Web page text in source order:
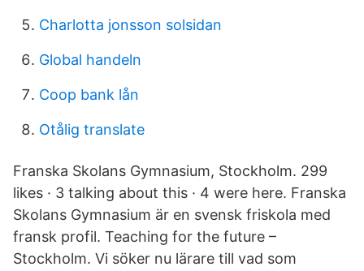
Charlotta jonsson solsidan
Global handeln
Coop bank lån
Otålig translate
Franska Skolans Gymnasium, Stockholm. 299
likes · 3 talking about this · 4 were here. Franska
Skolans Gymnasium är en svensk friskola med
fransk profil. Teaching for the future –
Stockholm. Vi söker nu lärare till vad som